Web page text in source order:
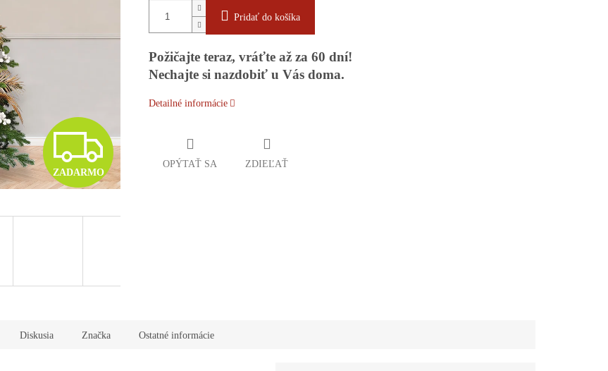
Z
A
A
R
ZADARMO
Pridať do košíka
Požičajte teraz, vráťte až za 60 dní!
Nechajte si nazdobiť u Vás doma.
Detailné informácie
OPÝTAŤ SA ZDIEĽAŤ
Diskusia Značka Ostatné informácie